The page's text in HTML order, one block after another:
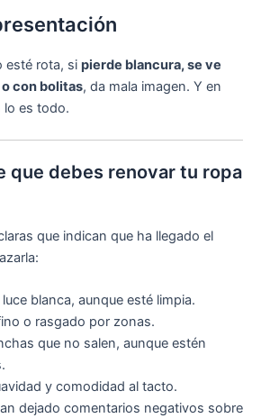
esté rota, si pierde blancura, se ve
con bolitas, da mala imagen. Y en
lo es todo.
que debes renovar tu ropa
que indican que ha llegado el
blanca, aunque esté limpia.
o rasgado por zonas.
que no salen, aunque estén
y comodidad al tacto.
dejado comentarios negativos sobre